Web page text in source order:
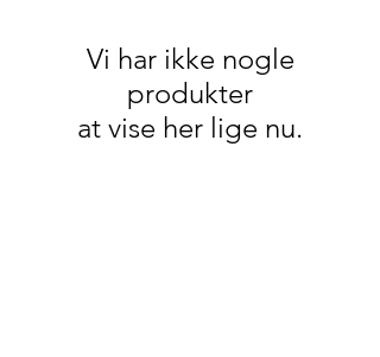
Vi har ikke nogle
produkter
at vise her lige nu.